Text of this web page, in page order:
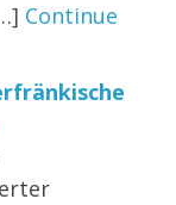
Continue